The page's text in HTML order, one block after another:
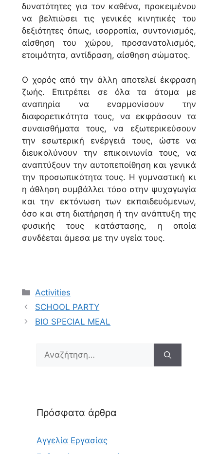
δυνατότητες για τον καθένα, προκειμένου
να βελτιώσει τις γενικές κινητικές του
δεξιότητες όπως, ισορροπία, συντονισμός,
αίσθηση του χώρου, προσανατολισμός,
ετοιμότητα, αντίδραση, αίσθηση σώματος.
Ο χορός από την άλλη αποτελεί έκφραση
ζωής. Επιτρέπει σε όλα τα άτομα με
αναπηρία να εναρμονίσουν την
διαφορετικότητα τους, να εκφράσουν τα
συναισθήματα τους, να εξωτερικεύσουν
την εσωτερική ενέργειά τους, ώστε να
διευκολύνουν την επικοινωνία τους, να
αναπτύξουν την αυτοπεποίθηση και γενικά
την προσωπικότητα τους. Η γυμναστική κι
η άθληση συμβάλλει τόσο στην ψυχαγωγία
και την εκτόνωση των εκπαιδευόμενων,
όσο και στη διατήρηση ή την ανάπτυξη της
φυσικής τους κατάστασης, η οποία
συνδέεται άμεσα με την υγεία τους.
Κατηγορίες
Activities
SCHOOL PARTY
BIO SPECIAL MEAL
Αναζήτηση
Πρόσφατα άρθρα
Αγγελία Εργασίας